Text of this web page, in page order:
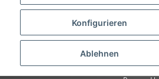
Konfigurieren
Ablehnen